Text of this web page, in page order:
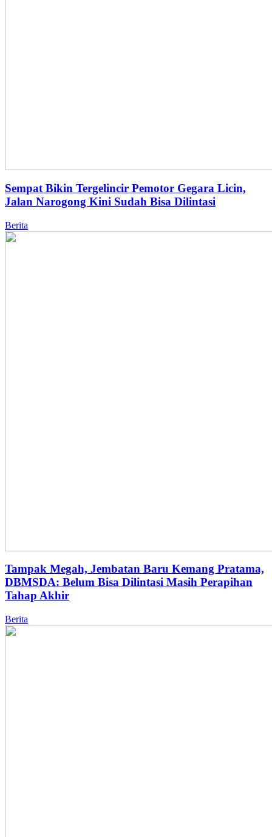
Sempat Bikin Tergelincir Pemotor Gegara Licin,
Jalan Narogong Kini Sudah Bisa Dilintasi
Berita
Tampak Megah, Jembatan Baru Kemang Pratama,
DBMSDA: Belum Bisa Dilintasi Masih Perapihan
Tahap Akhir
Berita